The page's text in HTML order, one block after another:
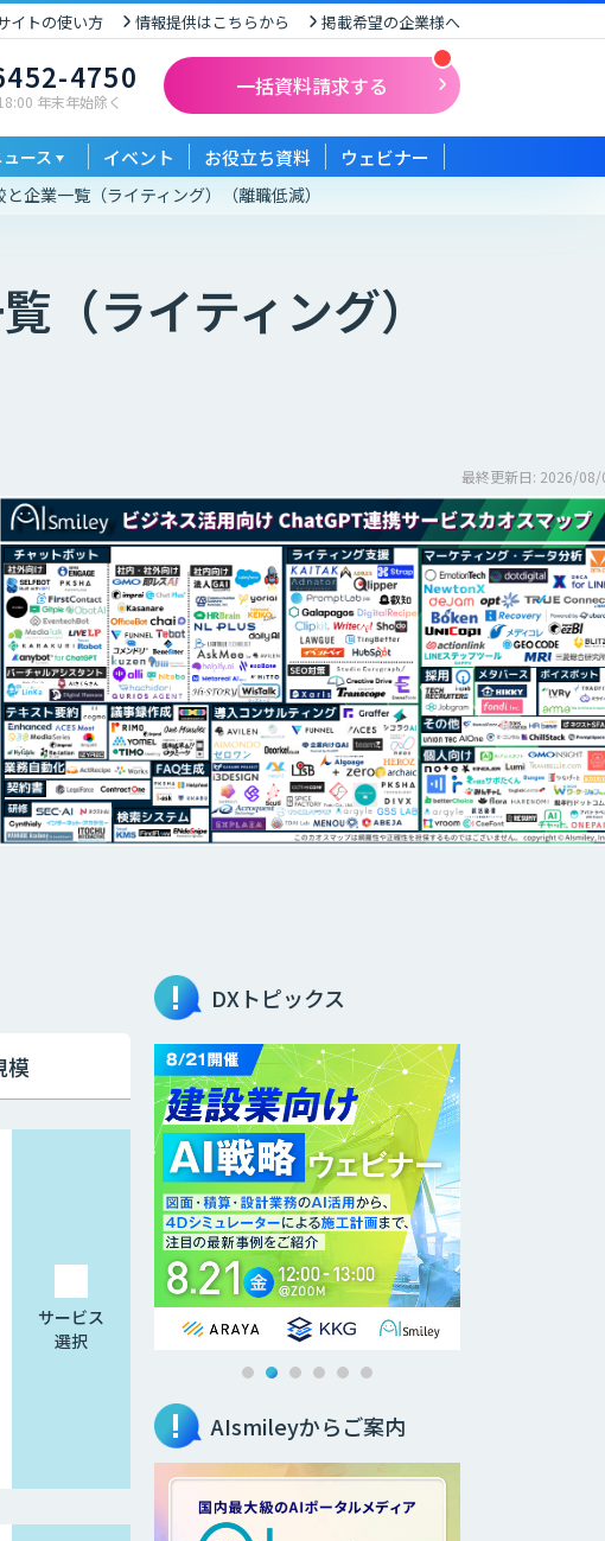
イトの使い方 情報提供はこちらから 掲載希望の企業様へ
4750
年末年始除く
一括資料請求する
ース イベント お役立ち資料 ウェビナー
企業一覧（ライティング） （離職低減）
（ライティング）
最終更新日: 2026/08/
模
サービス
選択
DXトピックス
AIsmileyからご案内